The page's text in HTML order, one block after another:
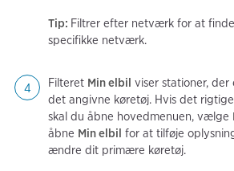
Tip: Filtrer efter netværk for at
specifikke netværk.
Filteret Min elbil viser stationer,
det angivne køretøj. Hvis det
skal du åbne hovedmenuen, vælge
åbne Min elbil for at tilføje
ændre dit primære køretøj.